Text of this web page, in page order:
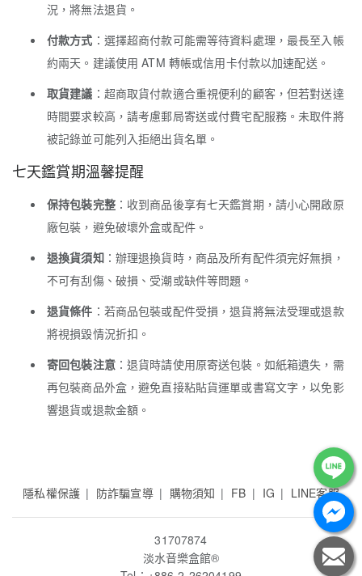
況，將無法退貨。
付款方式 ：選擇超商付款可能需等待資料處理，最長至入帳
約兩天。建議使用 ATM 轉帳或信用卡付款以加速配送。
取貨建議 ：超商取貨付款適合重視便利的顧客，但若對送達
時間要求較高，請考慮郵局寄送或付費宅配服務。未取件將
被記錄並可能列入拒絕出貨名單。
七天鑑賞期溫馨提醒
保持包裝完整：收到商品後享有七天鑑賞期，請小心開啟原
廠包裝，避免破壞外盒或配件。
退換貨須知：辦理退換貨時，商品及所有配件須完好無損，
不可有刮傷、破損、受潮或缺件等問題。
退貨條件 ：若商品包裝或配件受損，退貨將無法受理或退款
將視損毀情況折扣。
寄回包裝注意：退貨時請使用原寄送包裝。如紙箱遺失，需
再包裝商品外盒，避免直接粘貼貨運單或書寫文字，以免影
響退貨或退款金額。
隱私權保護 防詐騙宣導 購物須知 FB IG LINE客服
31707874
淡水音樂盒館®